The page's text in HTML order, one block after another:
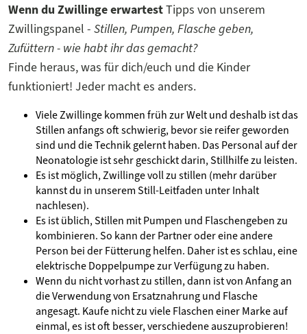
Wenn du Zwillinge erwartestTipps von unserem
Zwillingspanel - Stillen, Pumpen, Flasche geben,
Zufüttern - wie habt ihr das gemacht?
Finde heraus, was für dich/euch und die Kinder
funktioniert! Jeder macht es anders.
Viele Zwillinge kommen früh zur Welt und deshalb ist das
Stillen anfangs oft schwierig, bevor sie reifer geworden
sind und die Technik gelernt haben. Das Personal auf der
Neonatologie ist sehr geschickt darin, Stillhilfe zu leisten.
Es ist möglich, Zwillinge voll zu stillen (mehr darüber
kannst du in unserem Still-Leitfaden unter Inhalt
nachlesen).
Es ist üblich, Stillen mit Pumpen und Flaschengeben zu
kombinieren. So kann der Partner oder eine andere
Person bei der Fütterung helfen. Daher ist es schlau, eine
elektrische Doppelpumpe zur Verfügung zu haben.
Wenn du nicht vorhast zu stillen, dann ist von Anfang an
die Verwendung von Ersatznahrung und Flasche
angesagt. Kaufe nicht zu viele Flaschen einer Marke auf
einmal, es ist oft besser, verschiedene auszuprobieren!